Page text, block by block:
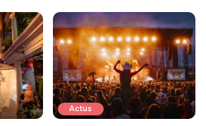
Actus